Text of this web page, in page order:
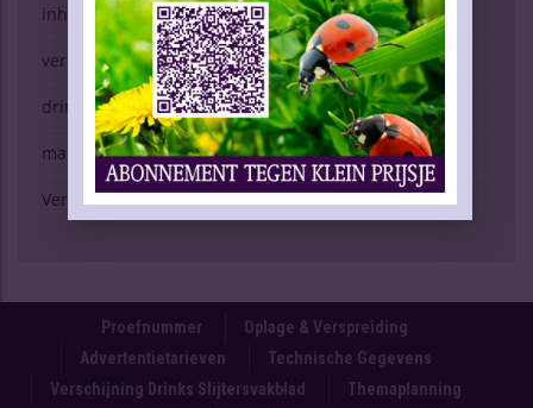
inhoud vakblad
verkopen (g)een kunst
drinken & gezondheid
marktspiegel
Verschijning Drinks Slijtersvakblad
Proefnummer
Oplage & Verspreiding
Advertentietarieven
Technische Gegevens
Verschijning Drinks Slijtersvakblad
Themaplanning